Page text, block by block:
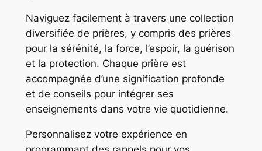
Naviguez facilement à travers une collection
diversifiée de prières, y compris des prières
pour la sérénité, la force, l’espoir, la guérison
et la protection. Chaque prière est
accompagnée d’une signification profonde
et de conseils pour intégrer ses
enseignements dans votre vie quotidienne.
Personnalisez votre expérience en